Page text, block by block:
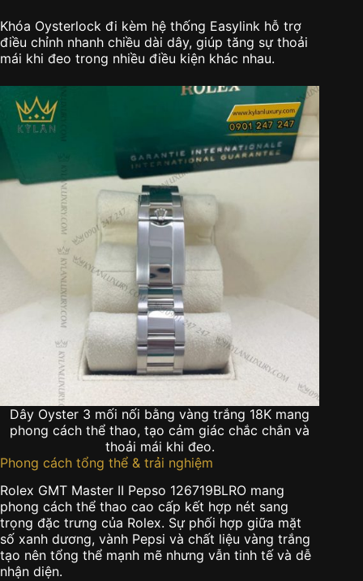
Khóa Oysterlock đi kèm hệ thống Easylink hỗ trợ
điều chỉnh nhanh chiều dài dây, giúp tăng sự thoải
mái khi đeo trong nhiều điều kiện khác nhau.
Dây Oyster 3 mối nối bằng vàng trắng 18K mang
phong cách thể thao, tạo cảm giác chắc chắn và
thoải mái khi đeo.
Phong cách tổng thể & trải nghiệm
Rolex GMT Master II Pepso 126719BLRO mang
phong cách thể thao cao cấp kết hợp nét sang
trọng đặc trưng của Rolex. Sự phối hợp giữa mặt
số xanh dương, vành Pepsi và chất liệu vàng trắng
tạo nên tổng thể mạnh mẽ nhưng vẫn tinh tế và dễ
nhận diện.